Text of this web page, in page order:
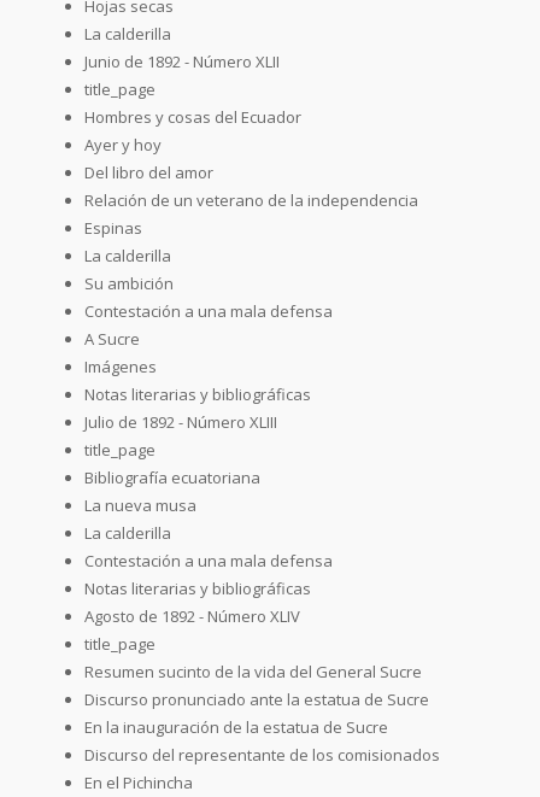
Hojas secas
La calderilla
Junio de 1892 - Número XLII
title_page
Hombres y cosas del Ecuador
Ayer y hoy
Del libro del amor
Relación de un veterano de la independencia
Espinas
La calderilla
Su ambición
Contestación a una mala defensa
A Sucre
Imágenes
Notas literarias y bibliográficas
Julio de 1892 - Número XLIII
title_page
Bibliografía ecuatoriana
La nueva musa
La calderilla
Contestación a una mala defensa
Notas literarias y bibliográficas
Agosto de 1892 - Número XLIV
title_page
Resumen sucinto de la vida del General Sucre
Discurso pronunciado ante la estatua de Sucre
En la inauguración de la estatua de Sucre
Discurso del representante de los comisionados
En el Pichincha